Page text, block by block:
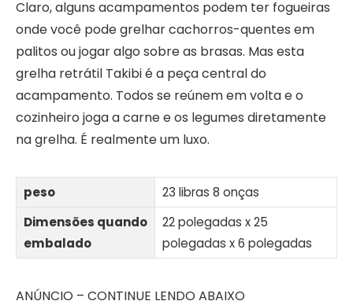
Claro, alguns acampamentos podem ter fogueiras
onde você pode grelhar cachorros-quentes em
palitos ou jogar algo sobre as brasas. Mas esta
grelha retrátil Takibi é a peça central do
acampamento. Todos se reúnem em volta e o
cozinheiro joga a carne e os legumes diretamente
na grelha. É realmente um luxo.
peso
23 libras 8 onças
Dimensões quando
embalado
22 polegadas x 25
polegadas x 6 polegadas
ANÚNCIO – CONTINUE LENDO ABAIXO